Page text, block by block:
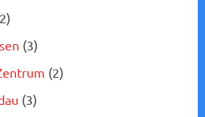
(3)
(2)
(3)